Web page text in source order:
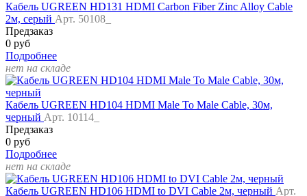
Кабель UGREEN HD131 HDMI Carbon Fiber Zinc Alloy Cable
2м, серый Арт. 50108_
Предзаказ
0 руб
Подробнее
нет на складе
Кабель UGREEN HD104 HDMI Male To Male Cable, 30м,
черный Арт. 10114_
Предзаказ
0 руб
Подробнее
нет на складе
Кабель UGREEN HD106 HDMI to DVI Cable 2м, черный Арт.